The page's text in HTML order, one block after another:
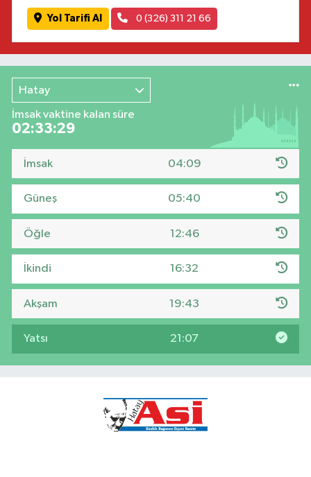
Yol Tarifi Al 0 (326) 311 21 66
Hatay
İmsak vaktine kalan süre
02:33:27
İmsak 04:09
Güneş 05:40
Öğle 12:46
İkindi 16:32
Akşam 19:43
Yatsı 21:07